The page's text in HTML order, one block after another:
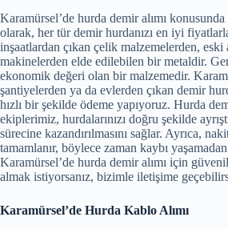
Karamürsel’de hurda demir alımı
olarak, her tür demir hurdanızı en iyi
inşaatlardan çıkan çelik malzemelerden, eski
makinelerden elde edilebilen bir metaldir.
ekonomik değeri olan bir malzemedir.
şantiyelerden ya da evlerden çıkan demir
hızlı bir şekilde ödeme yapıyoruz. Hurda
ekiplerimiz, hurdalarınızı doğru şekilde
sürecine kazandırılmasını sağlar. Ayrıca,
tamamlanır, böylece zaman kaybı
Karamürsel’de hurda demir alımı için
almak istiyorsanız, bizimle iletişime
Karamürsel’de Hurda Kablo Alımı